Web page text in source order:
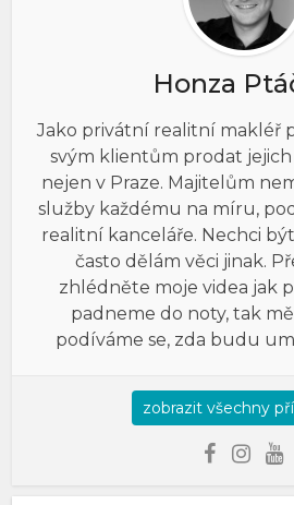
Honza
Jako privátní realitní makléř
svým klientům prodat
nejen v Praze. Majitelům
služby každému na míru,
realitní kanceláře. Nechci
často dělám věci jinak.
zhlédněte moje videa jak
padneme do noty, tak
podíváme se, zda budu
zobrazit všechny